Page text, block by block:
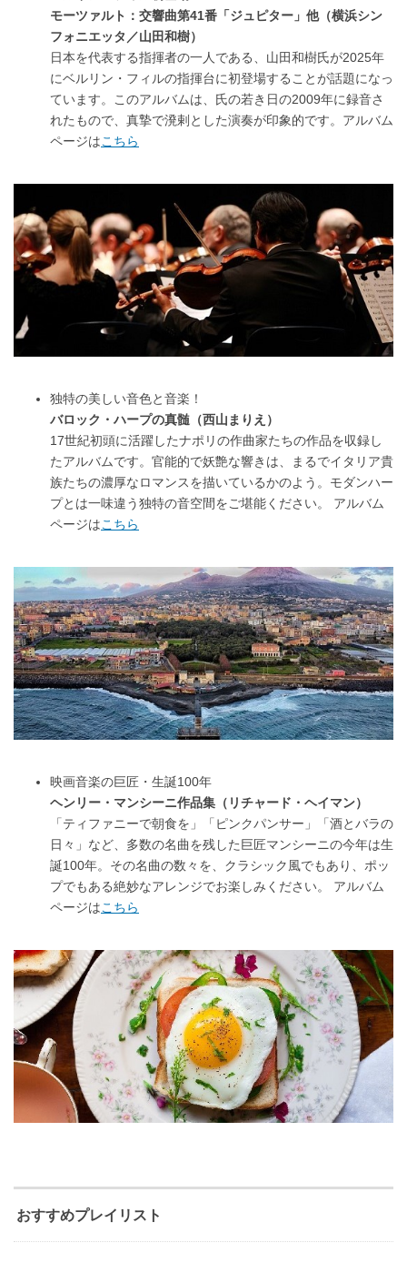
モーツァルト：交響曲第41番「ジュピター」他（横浜シン
フォニエッタ／山田和樹）
日本を代表する指揮者の一人である、山田和樹氏が2025年
にベルリン・フィルの指揮台に初登場することが話題になっ
ています。このアルバムは、氏の若き日の2009年に録音さ
れたもので、真摯で溌剌とした演奏が印象的です。アルバム
ページはこちら
独特の美しい音色と音楽！
バロック・ハープの真髄（西山まりえ）
17世紀初頭に活躍したナポリの作曲家たちの作品を収録し
たアルバムです。官能的で妖艶な響きは、まるでイタリア貴
族たちの濃厚なロマンスを描いているかのよう。モダンハー
プとは一味違う独特の音空間をご堪能ください。 アルバム
ページはこちら
映画音楽の巨匠・生誕100年
ヘンリー・マンシーニ作品集（リチャード・ヘイマン）
「ティファニーで朝食を」「ピンクパンサー」「酒とバラの
日々」など、多数の名曲を残した巨匠マンシーニの今年は生
誕100年。その名曲の数々を、クラシック風でもあり、ポッ
プでもある絶妙なアレンジでお楽しみください。 アルバム
ページはこちら
おすすめプレイリスト